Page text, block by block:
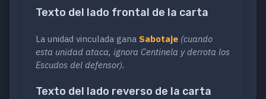
Texto del lado frontal de la carta
La unidad vinculada gana Sabotaje (cuando
esta unidad ataca, ignora Centinela y derrota los
Escudos del defensor).
Texto del lado reverso de la carta